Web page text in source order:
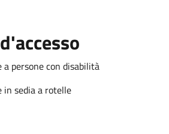
a persone con disabilità
in sedia a rotelle